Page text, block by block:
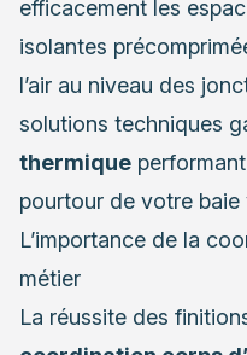
efficacement les
isolantes
l’air au niveau des
solutions techniques
thermique
pourtour de votre baie
L’importance de la
métier
La réussite des